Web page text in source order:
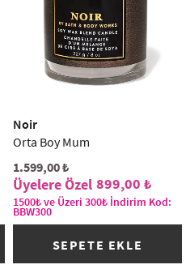
Noir
Orta Boy Mum
1.599,00 ₺
899,00 ₺
1500₺ ve Üzeri 300₺ İndirim Kod:
BBW300
SEPETE EKLE